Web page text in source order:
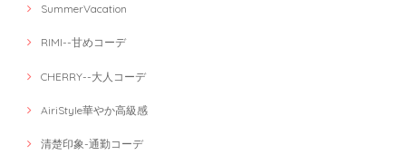
SummerVacation
RIMI--甘めコーデ
CHERRY--大人コーデ
AiriStyle華やか高級感
清楚印象-通勤コーデ